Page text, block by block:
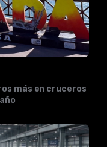
más en cruceros